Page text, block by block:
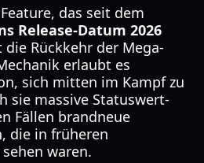
das seit dem
Release-Datum 2026
Rückkehr der Mega-
erlaubt es
sich mitten im Kampf zu
sie massive Statuswert-
Fällen brandneue
die in früheren
waren.